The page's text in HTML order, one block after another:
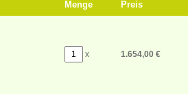
Menge Preis
x 1.654,00 €